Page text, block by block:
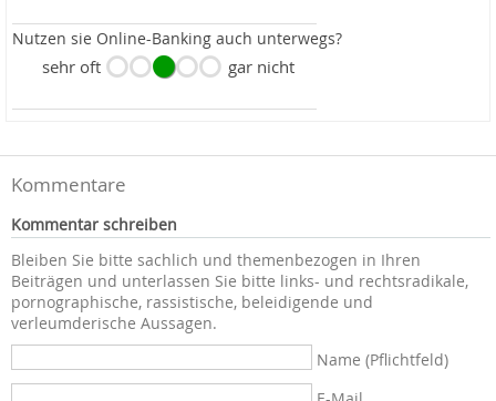
Nutzen sie Online-Banking auch unterwegs?
sehr oft gar nicht
Kommentare
Kommentar schreiben
Bleiben Sie bitte sachlich und themenbezogen in Ihren
Beiträgen und unterlassen Sie bitte links- und rechtsradikale,
pornographische, rassistische, beleidigende und
verleumderische Aussagen.
Name (Pflichtfeld)